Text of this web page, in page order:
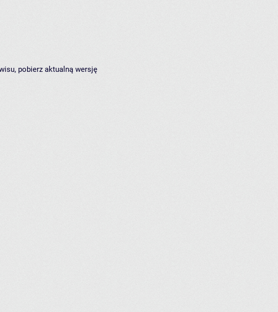
pobierz aktualną wersję